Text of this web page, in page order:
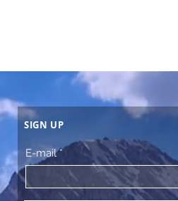
SIGN UP
E-mail